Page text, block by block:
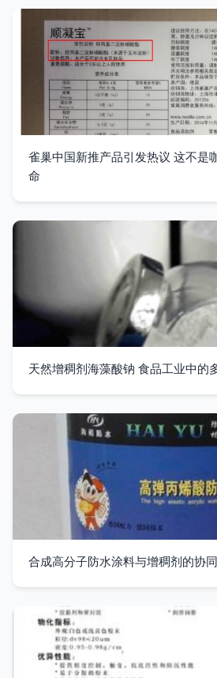
雀巢中国新推产品引发热议 这不是
命
天然增稠剂海藻酸钠 食品工业中的
合成高分子防水涂料与增稠剂的协